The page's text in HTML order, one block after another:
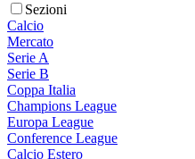
Sezioni
Calcio
Mercato
Serie A
Serie B
Coppa Italia
Champions League
Europa League
Conference League
Calcio Estero